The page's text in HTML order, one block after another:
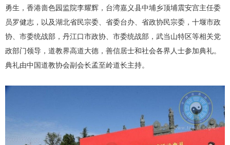
勇生，香港啬色园监院李耀辉，台湾嘉义县中埔乡顶埔震安宫主任委
员罗健志，以及湖北省民宗委、省委台办、省政协民宗委，十堰市政
协、市委统战部，丹江口市政协、市委统战部，武当山特区等相关党
政部门领导，道教界高道大德，善信居士和社会各界人士参加典礼。
典礼由中国道教协会副会长孟至岭道长主持。